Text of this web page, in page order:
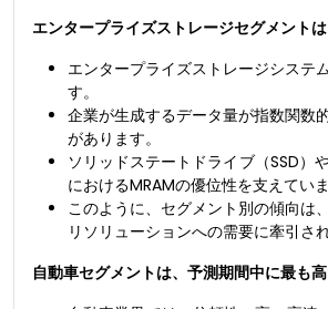
エンタープライズストレージセグメント
エンタープライズストレージシステ
す。
企業が生成するデータ量が指数関数
があります。
ソリッドステートドライブ（SSD）
におけるMRAMの優位性を支えていま
このように、セグメント別の傾向は
リソリューションへの需要に牽引さ
自動車セグメントは、予測期間中に最も